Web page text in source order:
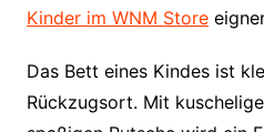
Kinder im WNM Store
Das Bett eines Kindes ist
Rückzugsort. Mit